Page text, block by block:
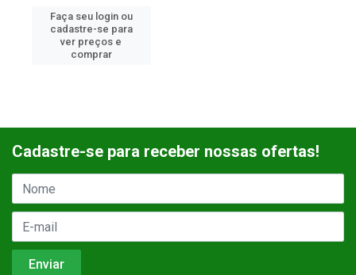
Faça seu login ou
cadastre-se para
ver preços e
comprar
Cadastre-se para receber nossas ofertas!